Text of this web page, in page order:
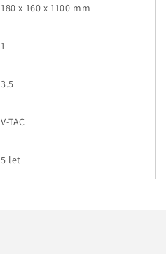
180 x 160 x 1100 mm
1
3.5
V-TAC
5 let